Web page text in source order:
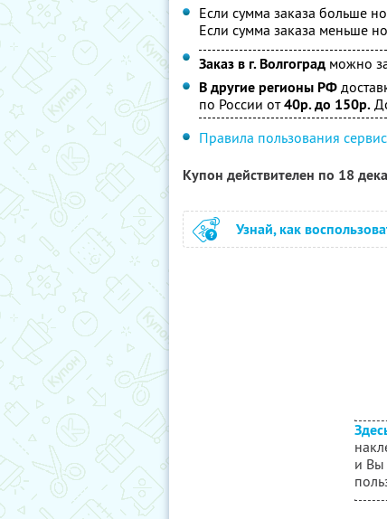
Если сумма заказа больше
Если сумма заказа меньше
Заказ в г. Волгоград можно
В другие регионы РФ
по России от40р. до 150р.
Правила пользования
Купон действителен по 18
Узнай, как
и Вы